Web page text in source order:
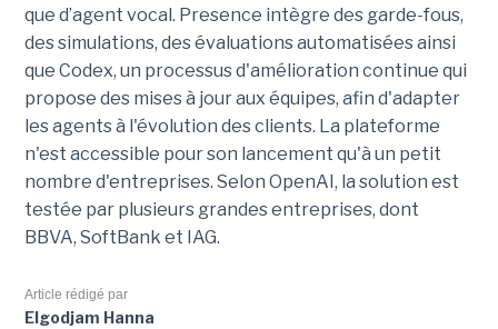
que d’agent vocal. Presence intègre des garde-fous,
des simulations, des évaluations automatisées ainsi
que Codex, un processus d'amélioration continue qui
propose des mises à jour aux équipes, afin d'adapter
les agents à l'évolution des clients. La plateforme
n'est accessible pour son lancement qu'à un petit
nombre d'entreprises. Selon OpenAI, la solution est
testée par plusieurs grandes entreprises, dont
BBVA, SoftBank et IAG.
Article rédigé par
Elgodjam Hanna